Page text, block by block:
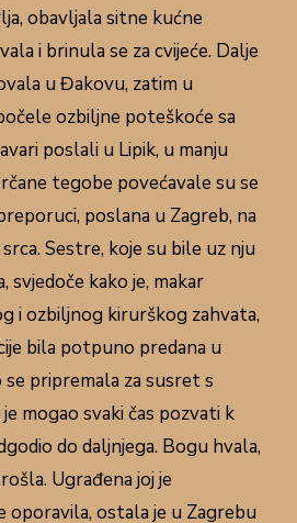
obavljala sitne kućne
i brinula se za cvijeće. Dalje
u Đakovu, zatim u
ozbiljne poteškoće sa
poslali u Lipik, u manju
tegobe povećavale su se
poslana u Zagreb, na
Sestre, koje su bile uz nju
svjedoče kako je, makar
i ozbiljnog kirurškog zahvata,
bila potpuno predana u
se pripremala za susret s
mogao svaki čas pozvati k
do daljnjega. Bogu hvala,
Ugrađena joj je
oporavila, ostala je u Zagrebu